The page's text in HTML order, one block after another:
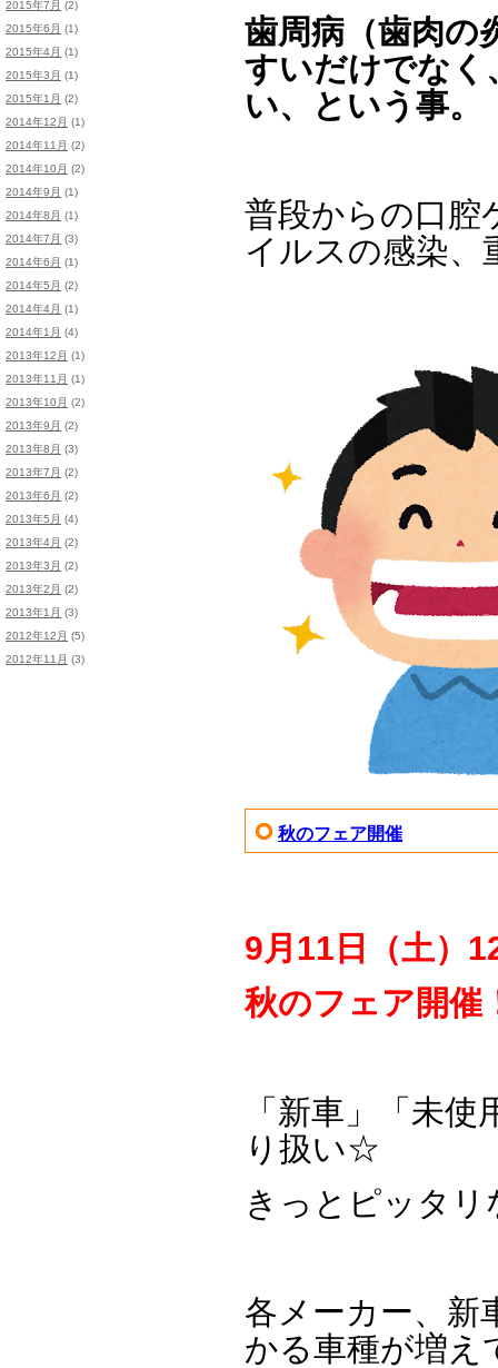
2015年7月 (2)
2015年6月 (1)
2015年4月 (1)
2015年3月 (1)
2015年1月 (2)
2014年12月 (1)
2014年11月 (2)
2014年10月 (2)
2014年9月 (1)
2014年8月 (1)
2014年7月 (3)
2014年6月 (1)
2014年5月 (2)
2014年4月 (1)
2014年1月 (4)
2013年12月 (1)
2013年11月 (1)
2013年10月 (2)
2013年9月 (2)
2013年8月 (3)
2013年7月 (2)
2013年6月 (2)
2013年5月 (4)
2013年4月 (2)
2013年3月 (2)
2013年2月 (2)
2013年1月 (3)
2012年12月 (5)
2012年11月 (3)
歯周病（歯肉の
すいだけでなく
い、という事。
普段からの口腔
イルスの感染、
秋のフェア開催
9月11日（土）
秋のフェア開催
「新車」「未
り扱い☆
きっとピッタ
各メーカー、新
かる車種が増え